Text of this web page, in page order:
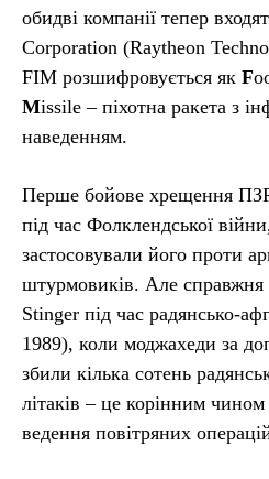
обидві компанії тепер
Corporation (Raytheon
FIM розшифровується як F
Missile – піхотна ракета з
наведенням.
Перше бойове хрещення
під час Фолклендської
застосовували його проти
штурмовиків. Але
Stinger під час радянсько-
1989), коли моджахеди за
збили кілька сотень
літаків – це корінним
ведення повітряних